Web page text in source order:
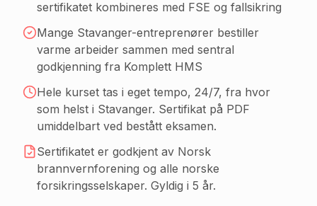
sertifikatet kombineres med FSE og fallsikring
Mange Stavanger-entreprenører bestiller
varme arbeider sammen med sentral
godkjenning fra Komplett HMS
Hele kurset tas i eget tempo, 24/7, fra hvor
som helst i Stavanger. Sertifikat på PDF
umiddelbart ved bestått eksamen.
Sertifikatet er godkjent av Norsk
brannvernforening og alle norske
forsikringsselskaper. Gyldig i 5 år.